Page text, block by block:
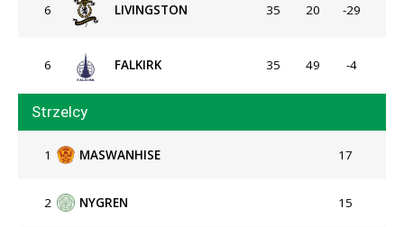
6 LIVINGSTON 35 20 -29
6 FALKIRK 35 49 -4
Strzelcy
1 MASWANHISE 17
2 NYGREN 15